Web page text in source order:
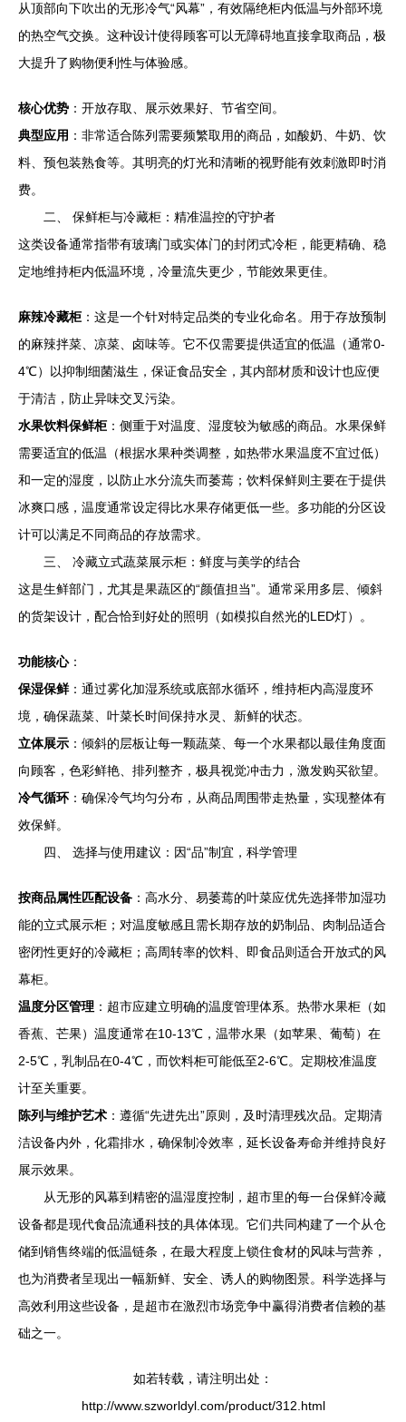
从顶部向下吹出的无形冷气“风幕”，有效隔绝柜内低温与外部环境
的热空气交换。这种设计使得顾客可以无障碍地直接拿取商品，极
大提升了购物便利性与体验感。
核心优势 ：开放存取、展示效果好、节省空间。
典型应用 ：非常适合陈列需要频繁取用的商品，如酸奶、牛奶、饮
料、预包装熟食等。其明亮的灯光和清晰的视野能有效刺激即时消
费。
二、 保鲜柜与冷藏柜：精准温控的守护者
这类设备通常指带有玻璃门或实体门的封闭式冷柜，能更精确、稳
定地维持柜内低温环境，冷量流失更少，节能效果更佳。
麻辣冷藏柜：这是一个针对特定品类的专业化命名。用于存放预制
的麻辣拌菜、凉菜、卤味等。它不仅需要提供适宜的低温（通常0-
4℃）以抑制细菌滋生，保证食品安全，其内部材质和设计也应便
于清洁，防止异味交叉污染。
水果饮料保鲜柜：侧重于对温度、湿度较为敏感的商品。水果保鲜
需要适宜的低温（根据水果种类调整，如热带水果温度不宜过低）
和一定的湿度，以防止水分流失而萎蔫；饮料保鲜则主要在于提供
冰爽口感，温度通常设定得比水果存储更低一些。多功能的分区设
计可以满足不同商品的存放需求。
三、 冷藏立式蔬菜展示柜：鲜度与美学的结合
这是生鲜部门，尤其是果蔬区的“颜值担当”。通常采用多层、倾斜
的货架设计，配合恰到好处的照明（如模拟自然光的LED灯）。
功能核心：
保湿保鲜：通过雾化加湿系统或底部水循环，维持柜内高湿度环
境，确保蔬菜、叶菜长时间保持水灵、新鲜的状态。
立体展示 ：倾斜的层板让每一颗蔬菜、每一个水果都以最佳角度面
向顾客，色彩鲜艳、排列整齐，极具视觉冲击力，激发购买欲望。
冷气循环：确保冷气均匀分布，从商品周围带走热量，实现整体有
效保鲜。
四、 选择与使用建议：因“品”制宜，科学管理
按商品属性匹配设备 ：高水分、易萎蔫的叶菜应优先选择带加湿功
能的立式展示柜；对温度敏感且需长期存放的奶制品、肉制品适合
密闭性更好的冷藏柜；高周转率的饮料、即食品则适合开放式的风
幕柜。
温度分区管理 ：超市应建立明确的温度管理体系。热带水果柜（如
香蕉、芒果）温度通常在10-13℃，温带水果（如苹果、葡萄）在
2-5℃，乳制品在0-4℃，而饮料柜可能低至2-6℃。定期校准温度
计至关重要。
陈列与维护艺术 ：遵循“先进先出”原则，及时清理残次品。定期清
洁设备内外，化霜排水，确保制冷效率，延长设备寿命并维持良好
展示效果。
从无形的风幕到精密的温湿度控制，超市里的每一台保鲜冷藏
设备都是现代食品流通科技的具体体现。它们共同构建了一个从仓
储到销售终端的低温链条，在最大程度上锁住食材的风味与营养，
也为消费者呈现出一幅新鲜、安全、诱人的购物图景。科学选择与
高效利用这些设备，是超市在激烈市场竞争中赢得消费者信赖的基
础之一。
如若转载，请注明出处：
http://www.szworldyl.com/product/312.html